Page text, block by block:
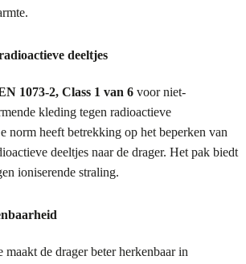
deeltjes
1073-2, Class 1 van 6 voor niet-
kleding tegen radioactieve
norm heeft betrekking op het beperken van
deeltjes naar de drager. Het pak biedt
ioniserende straling.
de drager beter herkenbaar in